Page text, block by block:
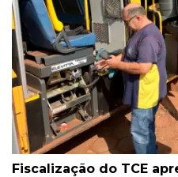
Fiscalização do TCE